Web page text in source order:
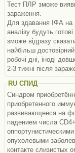
Тест ПЛР зможе
зараження.
Для здавання ІФА на
аналізу будуть
зможе відразу
найбільш
робочі дні, іноді
2-3 тижні після
RU СПИД
Синдром
приобретенного
развивающееся на
падением числа
опухолевыми
контакте слизистых